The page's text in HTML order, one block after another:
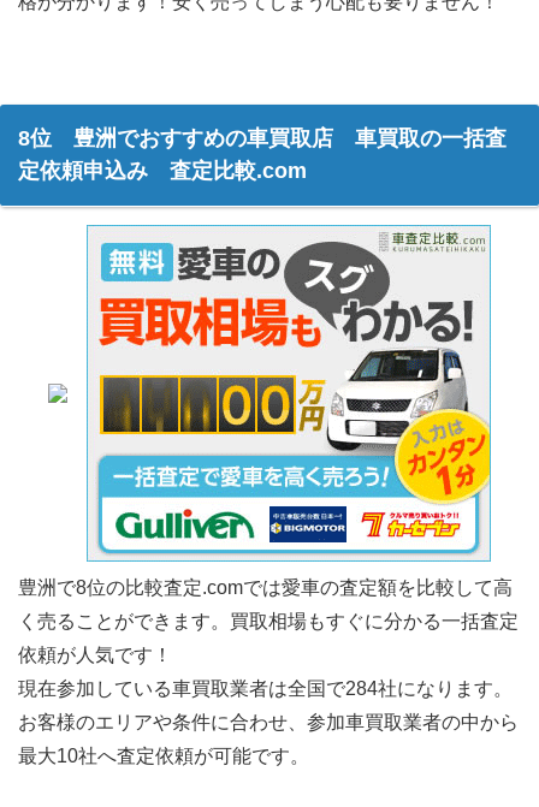
8位 豊洲でおすすめの車買取店 車買取の一括査
定依頼申込み 査定比較.com
豊洲で8位の比較査定.comでは愛車の査定額を比較して高
く売ることができます。買取相場もすぐに分かる一括査定
依頼が人気です！
現在参加している車買取業者は全国で284社になります。
お客様のエリアや条件に合わせ、参加車買取業者の中から
最大10社へ査定依頼が可能です。